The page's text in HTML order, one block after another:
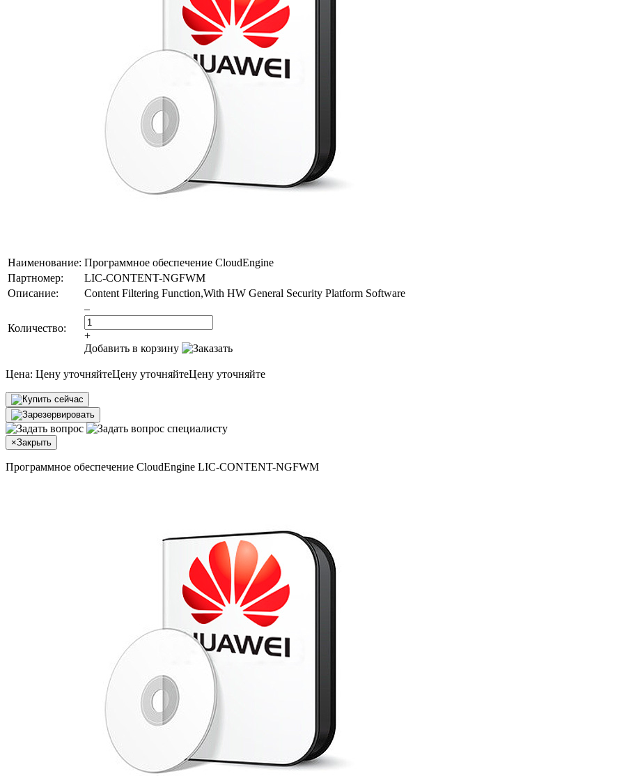
Наименование: Программное обеспечение CloudEngine
Партномер:
LIC-CONTENT-NGFWM
Описание:
Content Filtering Function,With HW General Security Platform Software
Количество:
–
+
Добавить в корзину
Цена: Цену уточняйтеЦену уточняйтеЦену уточняйте
×Закрыть
Программное обеспечение CloudEngine LIC-CONTENT-NGFWM